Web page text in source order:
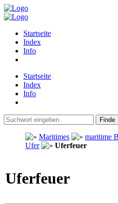
Startseite
Index
Info
Startseite
Index
Info
Maritimes maritime
Ufer
Uferfeuer
Uferfeuer